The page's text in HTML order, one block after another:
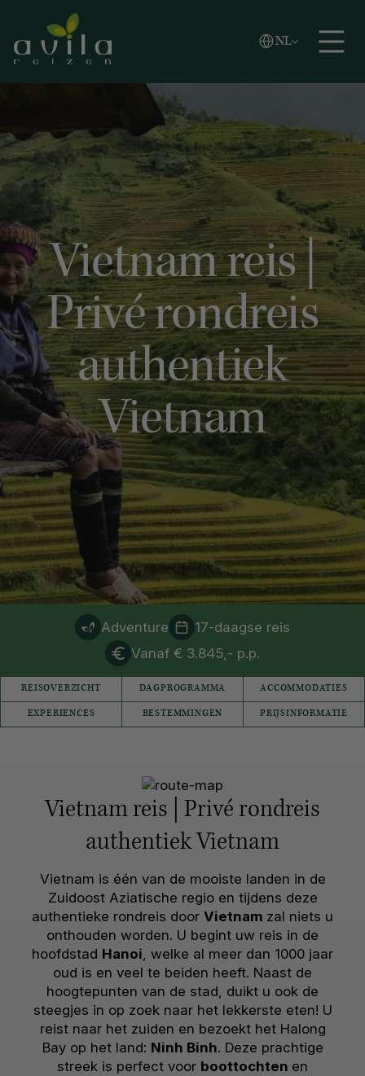
Zoeken
NL
Vlaams
English
Vietnam reis |
Privé rondreis
authentiek
Vietnam
Adventure
17-daagse reis
Vanaf € 3.845,- p.p.
REISOVERZICHT DAGPROGRAMMA ACCOMMODATIES
EXPERIENCES BESTEMMINGEN PRIJSINFORMATIE
Vietnam reis | Privé rondreis
authentiek Vietnam
Vietnam is één van de mooiste landen in de
Zuidoost Aziatische regio en tijdens deze
authentieke rondreis door Vietnam zal niets u
onthouden worden. U begint uw reis in de
hoofdstad Hanoi, welke al meer dan 1000 jaar
oud is en veel te beiden heeft. Naast de
hoogtepunten van de stad, duikt u ook de
steegjes in op zoek naar het lekkerste eten! U
reist naar het zuiden en bezoekt het Halong
Bay op het land: Ninh Binh. Deze prachtige
streek is perfect voor boottochten en